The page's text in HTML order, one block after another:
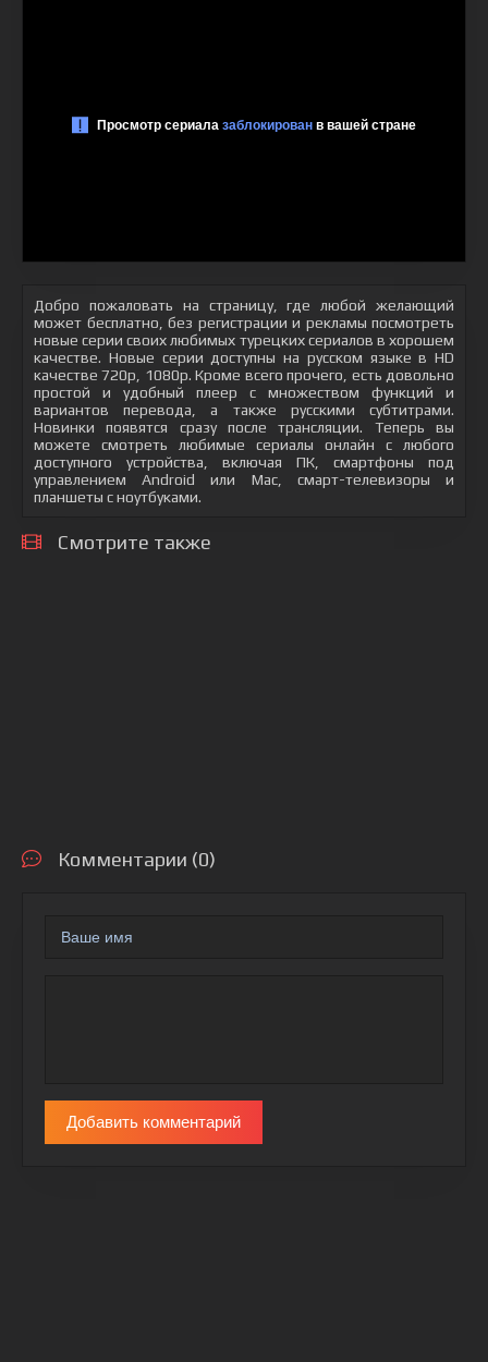
Добро пожаловать на страницу, где любой желающий
может бесплатно, без регистрации и рекламы посмотреть
новые серии своих любимых турецких сериалов в хорошем
качестве. Новые серии доступны на русском языке в HD
качестве 720p, 1080p. Кроме всего прочего, есть довольно
простой и удобный плеер с множеством функций и
вариантов перевода, а также русскими субтитрами.
Новинки появятся сразу после трансляции. Теперь вы
можете смотреть любимые сериалы онлайн с любого
доступного устройства, включая ПК, смартфоны под
управлением Android или Mac, смарт-телевизоры и
планшеты с ноутбуками.
Смотрите также
Комментарии (0)
Добавить комментарий